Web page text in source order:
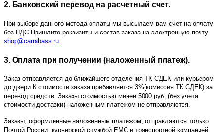
2. Банковский перевод на расчетный счет.
При выборе данного метода оплаты мы высылаем вам счет на оплату
без НДС.Пришлите реквизиты и состав заказа на электронную почту
shop@carrabass.ru
3. Оплата при получении (наложенный платеж).
Заказ отправляется до ближайшего отделения ТК СДЕК или курьером
до двери.К стоимости заказа прибавляется 3%(комиссия ТК СДЕК) за
перевод средств. Заказы стоимостью менее 5000 руб. (без учета
стоимости доставки) наложенным платежом не отправляются.
Заказы, оформленные наложенным платежом, отправляются только
Почтой России, курьерской службой ЕМС и транспортной компанией